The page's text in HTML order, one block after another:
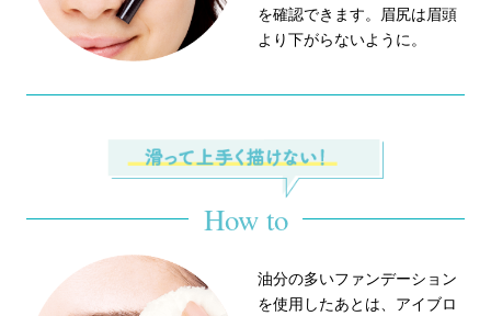
を確認できます。眉尻は眉頭
より下がらないように。
How to
油分の多いファンデーション
を使用したあとは、アイブロ